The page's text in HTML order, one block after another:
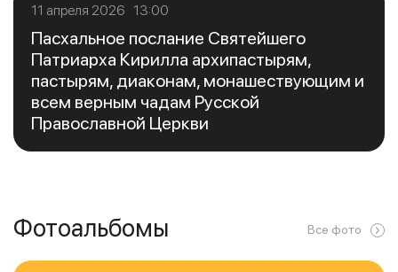
11 апреля 2026 13:00
Пасхальное послание Святейшего
Патриарха Кирилла архипастырям,
пастырям, диаконам, монашествующим и
всем верным чадам Русской
Православной Церкви
Фотоальбомы Все фото